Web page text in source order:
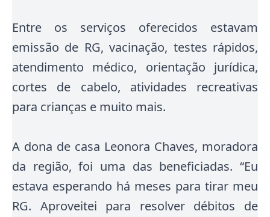
Entre os serviços oferecidos estavam
emissão de RG, vacinação, testes rápidos,
atendimento médico, orientação jurídica,
cortes de cabelo, atividades recreativas
para crianças e muito mais.
A dona de casa Leonora Chaves, moradora
da região, foi uma das beneficiadas. “Eu
estava esperando há meses para tirar meu
RG. Aproveitei para resolver débitos de